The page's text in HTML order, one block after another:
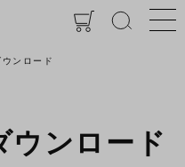
ンロード
ウンロード